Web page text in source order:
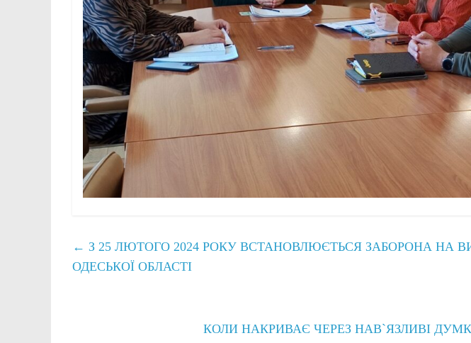
← З 25 ЛЮТОГО 2024 РОКУ ВСТАНОВЛЮЄТЬСЯ ЗАБОРОНА НА
ОДЕСЬКОЇ ОБЛАСТІ
КОЛИ НАКРИВАЄ ЧЕРЕЗ НАВ`ЯЗЛИВІ